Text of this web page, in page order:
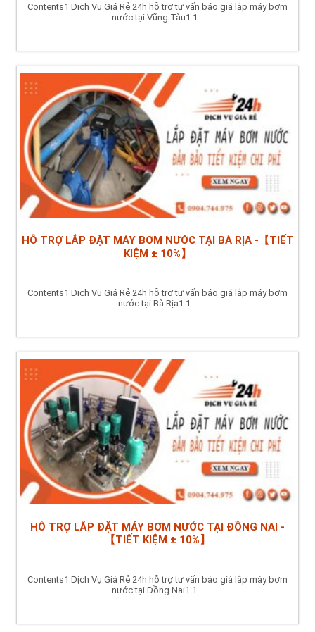
Contents1 Dịch Vụ Giá Rẻ 24h hỗ trợ tư vấn báo giá lắp máy bơm
nước tại Vũng Tàu1.1...
HỖ TRỢ LẮP ĐẶT MÁY BƠM NƯỚC TẠI BÀ RỊA -【TIẾT
KIỆM ± 10%】
Contents1 Dịch Vụ Giá Rẻ 24h hỗ trợ tư vấn báo giá lắp máy bơm
nước tại Bà Rịa1.1...
HỖ TRỢ LẮP ĐẶT MÁY BƠM NƯỚC TẠI ĐỒNG NAI -
【TIẾT KIỆM ± 10%】
Contents1 Dịch Vụ Giá Rẻ 24h hỗ trợ tư vấn báo giá lắp máy bơm
nước tại Đồng Nai1.1...